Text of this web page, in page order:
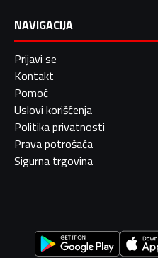
NAVIGACIJA
Prijavi se
Kontakt
Pomoć
Uslovi korišćenja
Politika privatnosti
Prava potrošača
Sigurna trgovina